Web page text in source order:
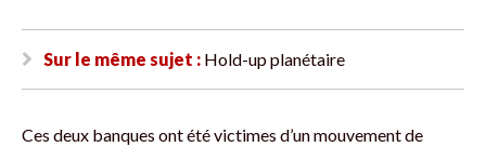
Sur le même sujet : Hold-up planétaire
Ces deux banques ont été victimes d’un mouvement de